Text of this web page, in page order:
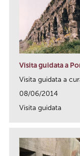
Visita guidata a
Visita guidata a
08/06/2014
Visita guidata